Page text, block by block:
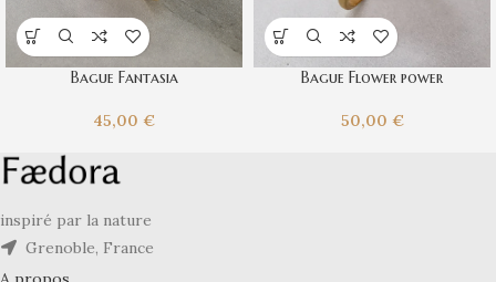
Bague Fantasia
45,00 €
Bague Flower power
50,00 €
inspiré par la nature
Grenoble, France